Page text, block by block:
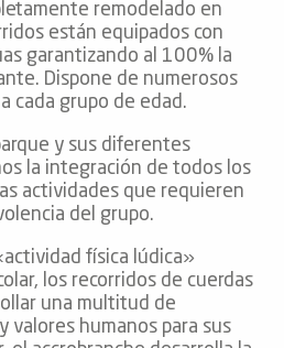
remodelado en
están equipados con
garantizando al 100% la
Dispone de numerosos
cada grupo de edad.
y sus diferentes
la integración de todos los
actividades que requieren
del grupo.
física lúdica»
los recorridos de cuerdas
una multitud de
valores humanos para sus